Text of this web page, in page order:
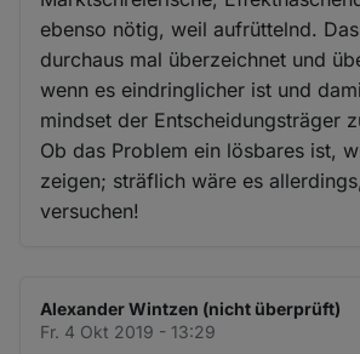
ebenso nötig, weil aufrüttelnd.
durchaus mal überzeichnet und
wenn es eindringlicher ist und
mindset der Entscheidungsträger
Ob das Problem ein lösbares ist,
zeigen; sträflich wäre es
versuchen!
Alexander Wintzen (nicht überprüft)
Fr. 4 Okt 2019 - 13:29